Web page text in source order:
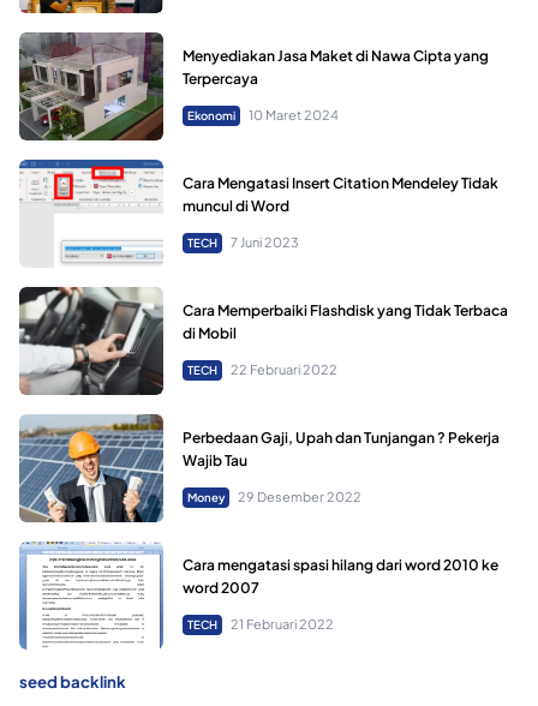
Menyediakan Jasa Maket di Nawa Cipta yang
Terpercaya
Ekonomi 10 Maret 2024
Cara Mengatasi Insert Citation Mendeley Tidak
muncul di Word
TECH 7 Juni 2023
Cara Memperbaiki Flashdisk yang Tidak Terbaca
di Mobil
TECH 22 Februari 2022
Perbedaan Gaji, Upah dan Tunjangan ? Pekerja
Wajib Tau
Money 29 Desember 2022
Cara mengatasi spasi hilang dari word 2010 ke
word 2007
TECH 21 Februari 2022
seed backlink